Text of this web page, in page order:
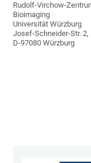
Rudolf-Virchow-
Bioimaging
Universität Würzburg
Josef-Schneider-Str. 2,
D-97080 Würzburg